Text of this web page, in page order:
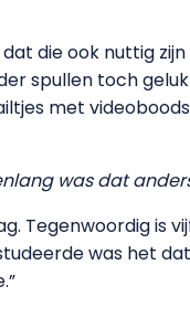
die ook nuttig
spullen toch
met
was dat
Tegenwoordig is
was het